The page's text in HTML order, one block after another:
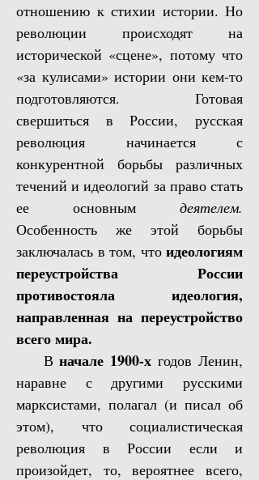
отношению к стихии истории. Но
революции происходят на
исторической «сцене», потому что
«за кулисами» истории они кем-то
подготовляются. Готовая
свершиться в России, русская
революция начинается с
конкурентной борьбы различных
течений и идеологий за право стать
ее основным деятелем.
Особенность же этой борьбы
заключалась в том, что идеологиям
переустройства России
противостояла идеология,
направленная на переустройство
всего мира.
Вначале 1900-хгодов Ленин,
наравне с другими русскими
марксистами, полагал (и писал об
этом), что социалистическая
революция в России если и
произойдет, то, вероятнее всего,